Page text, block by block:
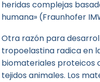
heridas complejas
humana» (Fraunhofer
Otra razón para
tropoelastina radica en
biomateriales proteicos
tejidos animales. Los